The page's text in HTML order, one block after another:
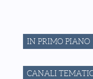
IN PRIMO PIANO
CANALI